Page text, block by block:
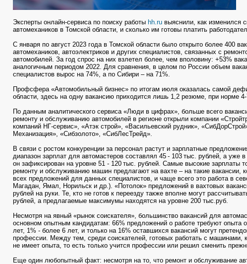
Эксперты онлайн-сервиса по поиску работы hh.ruвыяснили, как изменился
автомехаников в Томской области, и сколько им готовы платить
С января по август 2023 года в Томской области было открыто более 400
автомехаников, автоэлектриков и других специалистов, связанных с
автомобилей. За год спрос на них взлетел более, чем вполовину: +53%
аналогичным периодом 2022. Для сравнения, в целом по России объем
специалистов вырос на 74%, а по Сибири – на 71%.
Профсфера «Автомобильный бизнес» по итогам июля оказалась самой
области, здесь на одну вакансию приходится лишь 1,2 резюме, при норме
По данным аналитического сервиса «Люди в цифрах», больше всего
ремонту и обслуживанию автомобилей в регионе открыли компании
компаний НГ-сервис», «Атэк строй», «Васильевский рудник»,
Механизация», «Сибзолото», «СибЛесТрейд».
В связи с ростом конкуренции за персонал растут и зарплатные
диапазон зарплат для автомастеров составлял 45 - 103 тыс. рублей, а уже
он зафиксирован на уровне 51 - 120 тыс. рублей. Самые высокие зарплаты
ремонту и обслуживанию машин предлагают на вахте – на такие вакансии,
всех предложений для данных специалистов, и чаще всего это работа в
Магадан, Ямал, Норильск и др.). «Потолок» предложений в вахтовых
рублей на руки. Те, кто не готов к переезду также вполне могут
рублей, а предлагаемые максимумы находятся на уровне 200 тыс.руб.
Несмотря на явный «рынок соискателя», большинство вакансий для
основном опытным кандидатам: 66% предложений о работе требуют опыта
лет, 1% - более 6 лет, и только на 16% оставшихся вакансий могут
профессии. Между тем, среди соискателей, готовых работать с машинами,
не имеет опыта, то есть только учится профессии или решил сменить
Еще один любопытный факт: несмотря на то, что ремонт и обслуживание